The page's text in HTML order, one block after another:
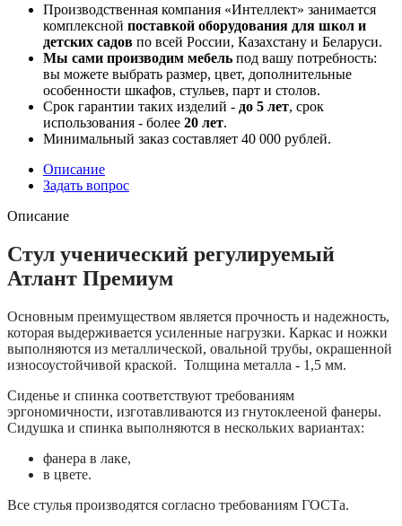
Производственная компания «Интеллект» занимается
комплексной поставкой оборудования для школ и
детских садов по всей России, Казахстану и Беларуси.
Мы сами производим мебель под вашу потребность:
вы можете выбрать размер, цвет, дополнительные
особенности шкафов, стульев, парт и столов.
Срок гарантии таких изделий - до 5 лет, срок
использования - более 20 лет.
Минимальный заказ составляет 40 000 рублей.
Описание
Задать вопрос
Описание
Стул ученический регулируемый
Атлант Премиум
Основным преимуществом является прочность и надежность,
которая выдерживается усиленные нагрузки. Каркас и ножки
выполняются из металлической, овальной трубы, окрашенной
износоустойчивой краской. Толщина металла - 1,5 мм.
Сиденье и спинка соответствуют требованиям
эргономичности, изготавливаются из гнутоклееной фанеры.
Сидушка и спинка выполняются в нескольких вариантах:
фанера в лаке,
в цвете.
Все стулья производятся согласно требованиям ГОСТа.